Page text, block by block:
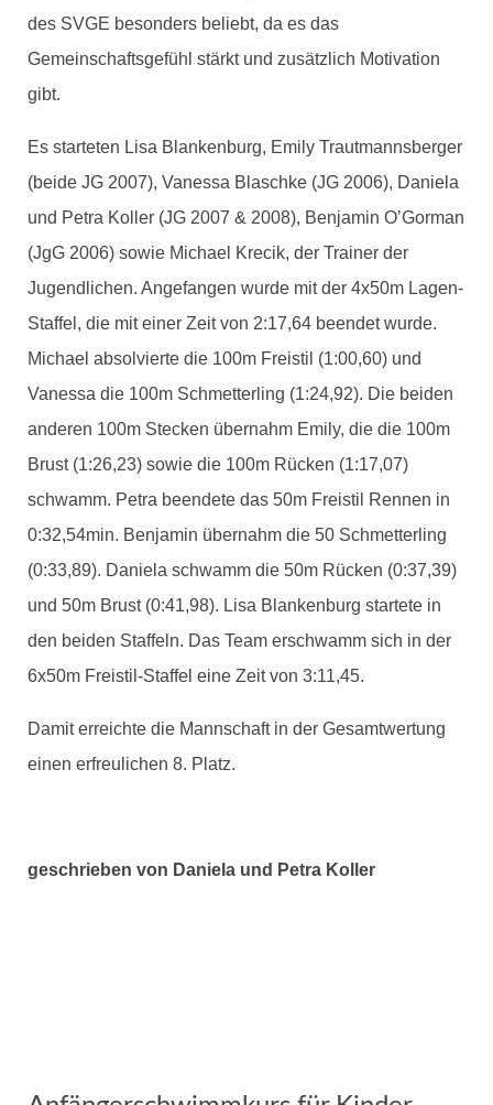
des SVGE besonders beliebt, da es das
Gemeinschaftsgefühl stärkt und zusätzlich Motivation
gibt.
Es starteten Lisa Blankenburg, Emily Trautmannsberger
(beide JG 2007), Vanessa Blaschke (JG 2006), Daniela
und Petra Koller (JG 2007 & 2008), Benjamin O’Gorman
(JgG 2006) sowie Michael Krecik, der Trainer der
Jugendlichen. Angefangen wurde mit der 4x50m Lagen-
Staffel, die mit einer Zeit von 2:17,64 beendet wurde.
Michael absolvierte die 100m Freistil (1:00,60) und
Vanessa die 100m Schmetterling (1:24,92). Die beiden
anderen 100m Stecken übernahm Emily, die die 100m
Brust (1:26,23) sowie die 100m Rücken (1:17,07)
schwamm. Petra beendete das 50m Freistil Rennen in
0:32,54min. Benjamin übernahm die 50 Schmetterling
(0:33,89). Daniela schwamm die 50m Rücken (0:37,39)
und 50m Brust (0:41,98). Lisa Blankenburg startete in
den beiden Staffeln. Das Team erschwamm sich in der
6x50m Freistil-Staffel eine Zeit von 3:11,45.
Damit erreichte die Mannschaft in der Gesamtwertung
einen erfreulichen 8. Platz.
geschrieben von Daniela und Petra Koller